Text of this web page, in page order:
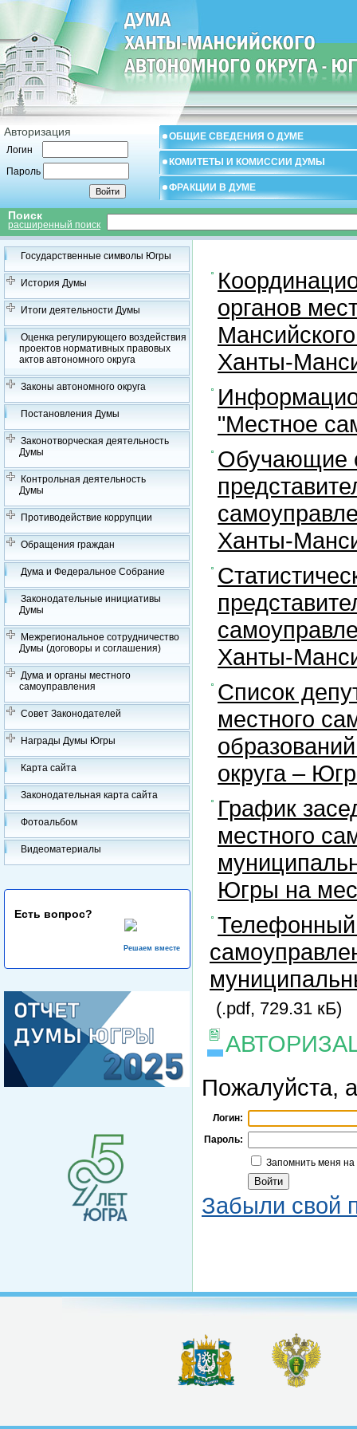
Авторизация
Логин
Пароль
ОБЩИЕ СВЕДЕНИЯ О ДУМЕ
КОМИТЕТЫ И КОМИССИИ ДУМЫ
ФРАКЦИИ В ДУМЕ
Поиск
расширенный поиск
Государственные символы Югры
История Думы
Итоги деятельности Думы
Оценка регулирующего воздействия
проектов нормативных правовых
актов автономного округа
Законы автономного округа
Постановления Думы
Законотворческая деятельность
Думы
Контрольная деятельность
Думы
Противодействие коррупции
Обращения граждан
Дума и Федеральное Собрание
Законодательные инициативы
Думы
Межрегиональное сотрудничество
Думы (договоры и соглашения)
Дума и органы местного
самоуправления
Совет Законодателей
Награды Думы Югры
Карта сайта
Законодательная карта сайта
Фотоальбом
Видеоматериалы
Есть вопрос?
Решаем вместе
органов
Ханты-
"Местное
Обучающие
Ханты-
Ханты-
Список
местного
округа –
График
местного
Югры на
Телефонный
(.pdf, 729.31 кБ)
Пожалуйста,
Логин:
Пароль:
Запомнить меня
Забыли свой